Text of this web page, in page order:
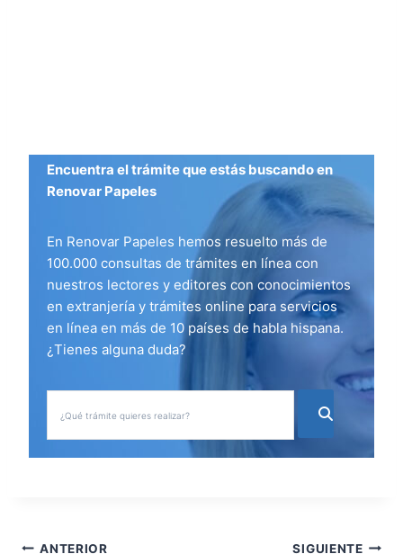
Encuentra el trámite que estás buscando en
Renovar Papeles
En Renovar Papeles hemos resuelto más de
100.000 consultas de trámites en línea con
nuestros lectores y editores con conocimientos
en extranjería y trámites online para servicios
en línea en más de 10 países de habla hispana.
¿Tienes alguna duda?
ANTERIOR SIGUIENTE